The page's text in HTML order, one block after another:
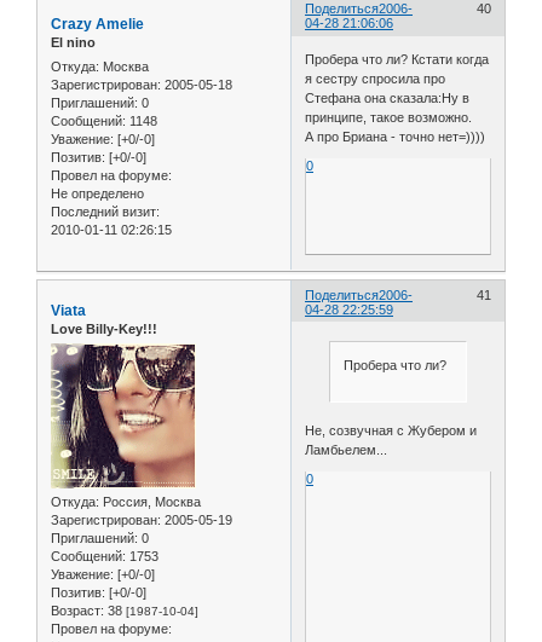
Поделиться 40
2006-
04-28 21:06:06
Crazy Amelie
El nino
Откуда: Москва
Зарегистрирован: 2005-05-18
Приглашений: 0
Сообщений: 1148
Уважение: [+0/-0]
Позитив: [+0/-0]
Провел на форуме:
Не определено
Последний визит:
2010-01-11 02:26:15
Пробера что ли? Кстати когда
я сестру спросила про
Стефана она сказала:Ну в
принципе, такое возможно.
А про Бриана - точно нет=))))
0
Поделиться 41
2006-
04-28 22:25:59
Viata
Love Billy-Key!!!
Откуда: Россия, Москва
Зарегистрирован: 2005-05-19
Приглашений: 0
Сообщений: 1753
Уважение: [+0/-0]
Позитив: [+0/-0]
Возраст: 38 [1987-10-04]
Провел на форуме:
Пробера что ли?
Не, созвучная с Жубером и
Ламбьелем...
0